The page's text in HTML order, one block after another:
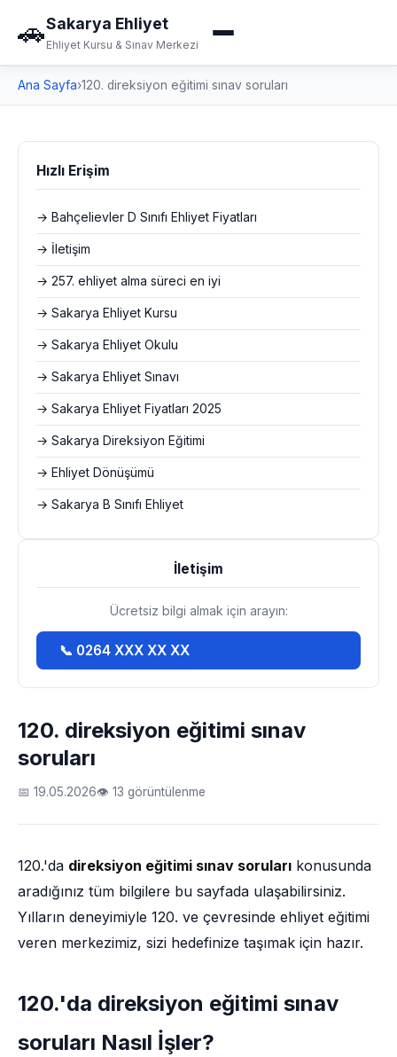
🚗Sakarya Ehliyet
Ehliyet Kursu & Sınav Merkezi
Ana Sayfa›120. direksiyon eğitimi sınav soruları
120. direksiyon eğitimi sınav
soruları
📅 19.05.2026👁 13 görüntülenme
120.'da direksiyon eğitimi sınav soruları konusunda
aradığınız tüm bilgilere bu sayfada ulaşabilirsiniz.
Yılların deneyimiyle 120. ve çevresinde ehliyet eğitimi
veren merkezimiz, sizi hedefinize taşımak için hazır.
120.'da direksiyon eğitimi sınav
soruları Nasıl İşler?
Hızlı Erişim
→ Bahçelievler D Sınıfı Ehliyet Fiyatları
→ İletişim
→ 257. ehliyet alma süreci en iyi
→ Sakarya Ehliyet Kursu
→ Sakarya Ehliyet Okulu
→ Sakarya Ehliyet Sınavı
→ Sakarya Ehliyet Fiyatları 2025
→ Sakarya Direksiyon Eğitimi
→ Ehliyet Dönüşümü
→ Sakarya B Sınıfı Ehliyet
İletişim
Ücretsiz bilgi almak için arayın:
📞 0264 XXX XX XX